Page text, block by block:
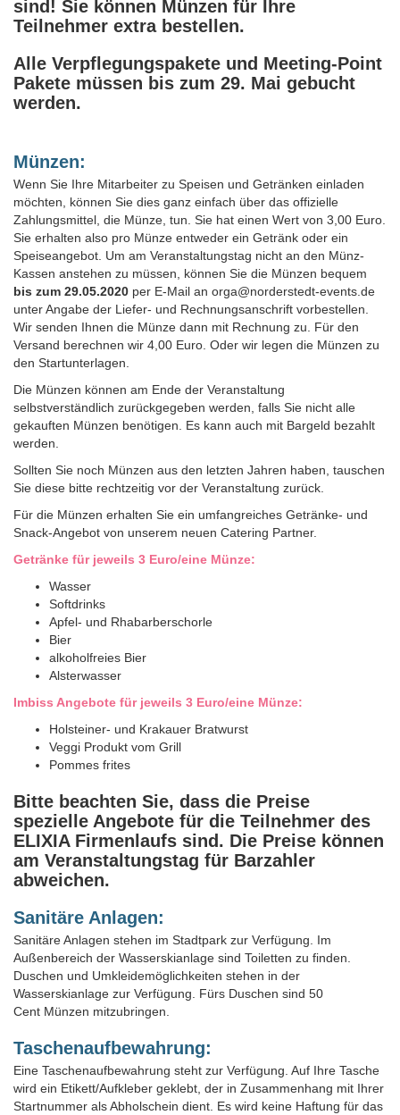
sind! Sie können Münzen für Ihre
Teilnehmer extra bestellen.
Alle Verpflegungspakete und Meeting-Point
Pakete müssen bis zum 29. Mai gebucht
werden.
Münzen:
Wenn Sie Ihre Mitarbeiter zu Speisen und Getränken einladen
möchten, können Sie dies ganz einfach über das offizielle
Zahlungsmittel, die Münze, tun. Sie hat einen Wert von 3,00 Euro.
Sie erhalten also pro Münze entweder ein Getränk oder ein
Speiseangebot. Um am Veranstaltungstag nicht an den Münz-
Kassen anstehen zu müssen, können Sie die Münzen bequem
bis zum 29.05.2020 per E-Mail an orga@norderstedt-events.de
unter Angabe der Liefer- und Rechnungsanschrift vorbestellen.
Wir senden Ihnen die Münze dann mit Rechnung zu. Für den
Versand berechnen wir 4,00 Euro. Oder wir legen die Münzen zu
den Startunterlagen.
Die Münzen können am Ende der Veranstaltung
selbstverständlich zurückgegeben werden, falls Sie nicht alle
gekauften Münzen benötigen. Es kann auch mit Bargeld bezahlt
werden.
Sollten Sie noch Münzen aus den letzten Jahren haben, tauschen
Sie diese bitte rechtzeitig vor der Veranstaltung zurück.
Für die Münzen erhalten Sie ein umfangreiches Getränke- und
Snack-Angebot von unserem neuen Catering Partner.
Getränke für jeweils 3 Euro/eine Münze:
Wasser
Softdrinks
Apfel- und Rhabarberschorle
Bier
alkoholfreies Bier
Alsterwasser
Imbiss Angebote für jeweils 3 Euro/eine Münze:
Holsteiner- und Krakauer Bratwurst
Veggi Produkt vom Grill
Pommes frites
Bitte beachten Sie, dass die Preise
spezielle Angebote für die Teilnehmer des
ELIXIA Firmenlaufs sind. Die Preise können
am Veranstaltungstag für Barzahler
abweichen.
Sanitäre Anlagen:
Sanitäre Anlagen stehen im Stadtpark zur Verfügung. Im
Außenbereich der Wasserskianlage sind Toiletten zu finden.
Duschen und Umkleidemöglichkeiten stehen in der
Wasserskianlage zur Verfügung. Fürs Duschen sind 50
Cent Münzen mitzubringen.
Taschenaufbewahrung:
Eine Taschenaufbewahrung steht zur Verfügung. Auf Ihre Tasche
wird ein Etikett/Aufkleber geklebt, der in Zusammenhang mit Ihrer
Startnummer als Abholschein dient. Es wird keine Haftung für das